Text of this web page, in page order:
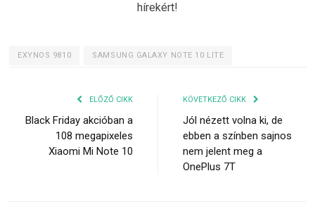
hírekért!
EXYNOS 9810 SAMSUNG GALAXY NOTE 10 LITE
ELŐZŐ CIKK
Black Friday akcióban a
108 megapixeles
Xiaomi Mi Note 10
KÖVETKEZŐ CIKK
Jól nézett volna ki, de
ebben a színben sajnos
nem jelent meg a
OnePlus 7T